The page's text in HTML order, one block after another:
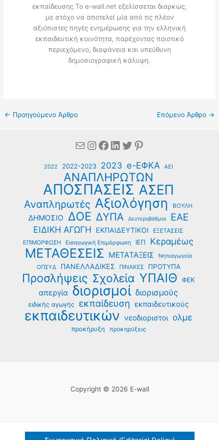
εκπαίδευσης.Το e-wall.net εξελίσσεται διαρκώς,
με στόχο να αποτελεί μία από τις πλέον
αξιόπιστες πηγές ενημέρωσης για την ελληνική
εκπαιδευτική κοινότητα, παρέχοντας ποιοτικό
περιεχόμενο, διαφάνεια και υπεύθυνη
δημοσιογραφική κάλυψη.
← Προηγούμενο Άρθρο Επόμενο Άρθρο →
MailInstagram
Facebook
Linkedin
Twitter
Pinterest
2022 2022-2023 2023 e-ΕΦΚΑ ΑΕΙ
ΑΝΑΠΛΗΡΩΤΩΝ
ΑΠΟΣΠΑΣΕΙΣ ΑΣΕΠ
Αναπληρωτές Αξιολόγηση ΒΟΥΛΗ
ΔΗΜΟΣΙΟ ΔΟΕ ΔΥΠΑ Δευτεροβάθμια ΕΑΕ
ΕΙΔΙΚΗ ΑΓΩΓΗ ΕΚΠΑΙΔΕΥΤΙΚΟΙ ΕΞΕΤΑΣΕΙΣ
ΕΠΙΜΟΡΦΩΣΗ Εισαγωγική Επιμόρφωση ΙΕΠ Κεραμέως
ΜΕΤΑΘΕΣΕΙΣ ΜΕΤΑΤΑΞΕΙΣ
Νηπιαγωγεία
ΟΠΣΥΔ
ΠΑΝΕΛΛΑΔΙΚΕΣ ΠΙΝΑΚΕΣ ΠΡΟΤΥΠΑ
Προσλήψεις Σχολεία ΥΠΑΙΘ ΦΕΚ
απεργία διορισμοί διορισμούς
ειδικής αγωγής εκπαίδευση εκπαιδευτικούς
εκπαιδευτικών νεοδιοριστοι ολμε
προκήρυξη προκηρύξεις
Copyright © 2026 E-wall